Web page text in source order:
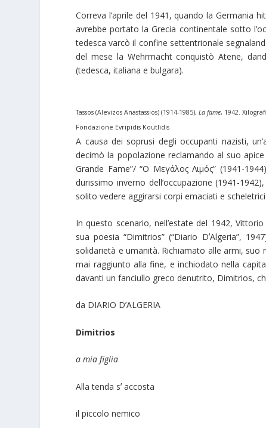
Correva l’aprile del 1941, quando la Germania
avrebbe portato la Grecia continentale sotto
tedesca varcò il confine settentrionale
del mese la Wehrmacht conquistò Atene,
(tedesca, italiana e bulgara).
Tassos (Alevizos Anastassios) (1914-1985),La fame, 1942.
Fondazione Evripidis Koutlidis
A causa dei soprusi degli occupanti nazisti,
decimò la popolazione reclamando al suo
Grande Fame”/ “Ο Μεγάλος Λιμός” (1941-
durissimo inverno dell’occupazione (1941-
solito vedere aggirarsi corpi emaciati e scheletrici.
In questo scenario, nell’estate del 1942,
sua poesia “Dimitrios” (“Diario DʼAlgeria”,
solidarietà e umanità. Richiamato alle armi,
mai raggiunto alla fine, e inchiodato nella
davanti un fanciullo greco denutrito, Dimitrios,
da DIARIO D’ALGERIA
Dimitrios
a mia figlia
Alla tenda sʼ accosta
il piccolo nemico